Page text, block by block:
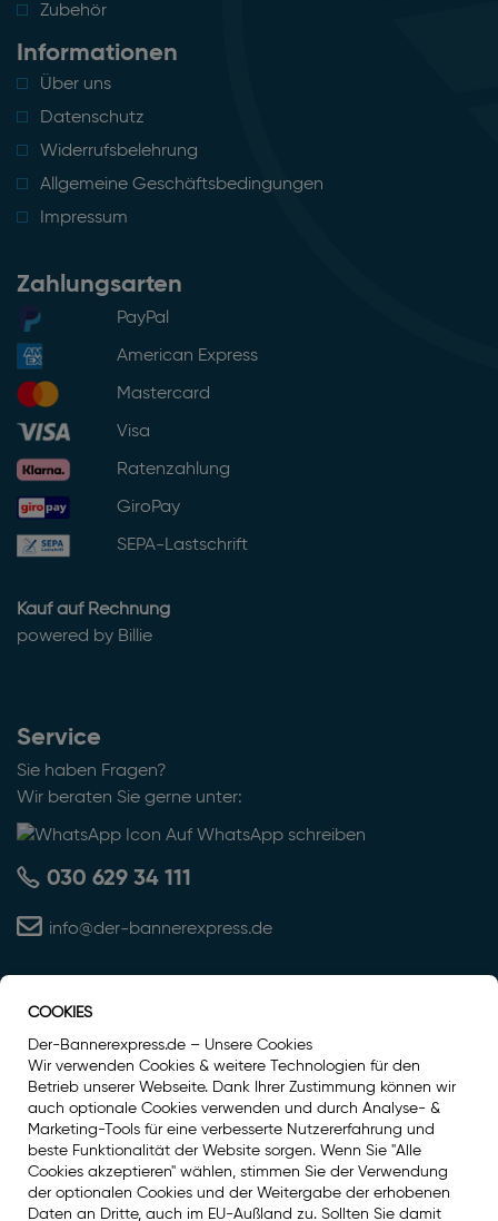
Zubehör
Informationen
Über uns
Datenschutz
Widerrufsbelehrung
Allgemeine Geschäftsbedingungen
Impressum
Zahlungsarten
PayPal
American Express
Mastercard
Visa
Ratenzahlung
GiroPay
SEPA-Lastschrift
Kauf auf Rechnung
powered by Billie
Service
Sie haben Fragen?
Wir beraten Sie gerne unter:
Auf WhatsApp schreiben
030 629 34 111
info@der-bannerexpress.de
Auszeichnung
COOKIES
Der-Bannerexpress.de – Unsere Cookies
Wir verwenden Cookies & weitere Technologien für den
Betrieb unserer Webseite. Dank Ihrer Zustimmung können wir
auch optionale Cookies verwenden und durch Analyse- &
Marketing-Tools für eine verbesserte Nutzererfahrung und
beste Funktionalität der Website sorgen. Wenn Sie "Alle
Cookies akzeptieren" wählen, stimmen Sie der Verwendung
der optionalen Cookies und der Weitergabe der erhobenen
Daten an Dritte, auch im EU-Außland zu. Sollten Sie damit